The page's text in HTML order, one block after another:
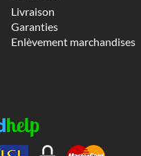
Livraison
Garanties
Enlèvement marchandises